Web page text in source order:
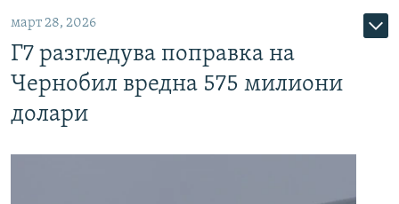
март 28, 2026
Г7 разгледува поправка на
Чернобил вредна 575 милиони
долари